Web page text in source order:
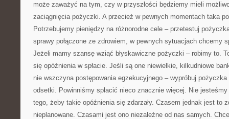
może zaważyć na tym, czy w przyszłości będziemy mieli
zaciągnięcia pożyczki. A przecież w pewnych momentach taka
Potrzebujemy pieniędzy na różnorodne cele – przetestuj
sprawy połączone ze zdrowiem, w pewnych sytuacjach chcemy
Jeżeli mamy szansę wziąć błyskawiczne pożyczki – robimy to.
się opóźnienia w spłacie. Jeśli są one niewielkie, kilkudniowe
nie wszczyna postępowania egzekucyjnego – wypróbuj
odsetki. Powinniśmy spłacić nieco znacznie więcej. Nie
tego, żeby takie opóźnienia się zdarzały. Czasem jednak jest to
nieplanowane. Czasami jest ono niezależne od nas samych.